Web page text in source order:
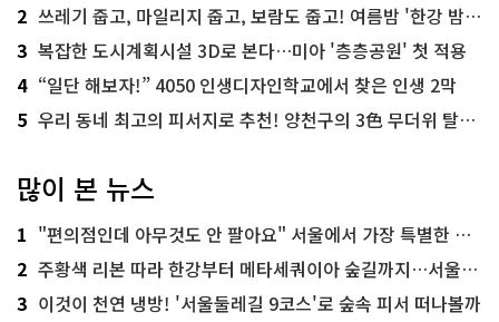
2 쓰레기 줍고, 마일리지 줍고, 보람도 줍고! 여름밤 '한강 밤마실 줍깅'
3 복잡한 도시계획시설 3D로 본다…미아 '층층공원' 첫 적용
4 “일단 해보자!” 4050 인생디자인학교에서 찾은 인생 2막
5 우리 동네 최고의 피서지로 추천! 양천구의 3色 무더위 탈출 명소
많이 본 뉴스
1 "편의점인데 아무것도 안 팔아요" 서울에서 가장 특별한 편의점의 정체
2 주황색 리본 따라 한강부터 메타세쿼이아 숲길까지…서울둘레길 15코스
3 이것이 천연 냉방! '서울둘레길 9코스'로 숲속 피서 떠나볼까